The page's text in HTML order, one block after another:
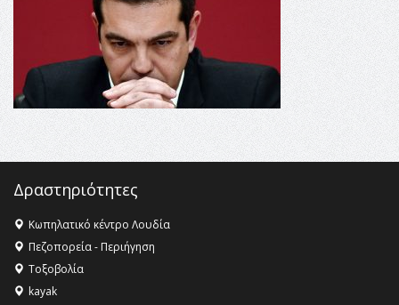
Όλυμπος: Εντάχθηκε στον Κατάλογο Παγκόσμιας
Κληρονομιάς της UNESCO – Ομόφωνη η απόφαση Ο
Όλυμπος αναγνωρίστηκε ως φυσικό και πολιτιστικό
αγαθό εξέχουσας οικουμενικής αξίας για την
ανθρωπότητα
16:18 - ΕΝΟΡΙΑΚΕΣ ΚΑΛΟΚΑΙΡΙΝΕΣ ΔΡΑΣΕΙΣ ΓΙΑ ΠΑΙΔΙΑ
ΣΤΗΝ ΕΔΕΣΣΑ
Δραστηριότητες
Κωπηλατικό κέντρο Λουδία
Πεζοπορεία - Περιήγηση
Τοξοβολία
kayak